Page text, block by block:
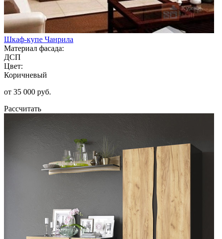
Шкаф-купе Чанрила
Материал фасада:
ДСП
Цвет:
Коричневый
от 35 000 руб.
Рассчитать